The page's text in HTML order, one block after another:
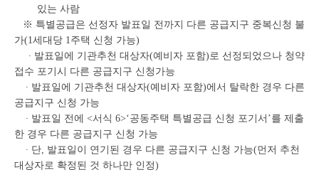
있는 사람
※ 특별공급은 선정자 발표일 전까지 다른 공급지구 중복신청 불
가(1세대당 1주택 신청 가능)
∙ 발표일에 기관추천 대상자(예비자 포함)로 선정되었으나 청약
접수 포기시 다른 공급지구 신청가능
∙ 발표일에 기관추천 대상자(예비자 포함)에서 탈락한 경우 다른
공급지구 신청 가능
∙ 발표일 전에 <서식 6>‘공동주택 특별공급 신청 포기서’를 제출
한 경우 다른 공급지구 신청 가능
∙ 단, 발표일이 연기된 경우 다른 공급지구 신청 가능(먼저 추천
대상자로 확정된 것 하나만 인정)